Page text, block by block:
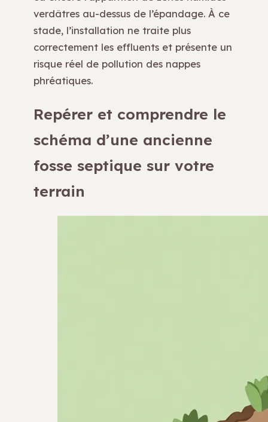
verdâtres au-dessus de l’épandage. À ce
stade, l’installation ne traite plus
correctement les effluents et présente un
risque réel de pollution des nappes
phréatiques.
Repérer et comprendre le
schéma d’une ancienne
fosse septique sur votre
terrain